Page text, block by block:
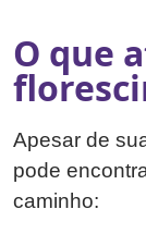
O que
Apesar de
pode
caminho: